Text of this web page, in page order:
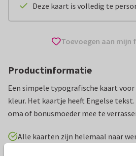
Deze kaart is volledig te
Toevoegen aan mijn
Productinformatie
Een simpele typografische kaart
kleur. Het kaartje heeft Engelse tekst.
oma of bonusmoeder mee te
Alle kaarten zijn helemaal naar